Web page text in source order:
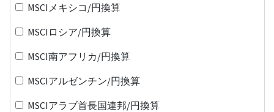
MSCIメキシコ/円換算
MSCIロシア/円換算
MSCI南アフリカ/円換算
MSCIアルゼンチン/円換算
MSCIアラブ首長国連邦/円換算